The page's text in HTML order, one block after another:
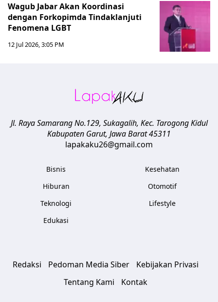
Wagub Jabar Akan Koordinasi
dengan Forkopimda Tindaklanjuti
Fenomena LGBT
12 Jul 2026, 3:05 PM
Jl. Raya Samarang No.129, Sukagalih, Kec. Tarogong Kidul
Kabupaten Garut, Jawa Barat45311
lapakaku26@gmail.com
Bisnis
Hiburan
Teknologi
Edukasi
Kesehatan
Otomotif
Lifestyle
Redaksi Pedoman Media Siber
Kebijakan Privasi
Tentang Kami
Kontak